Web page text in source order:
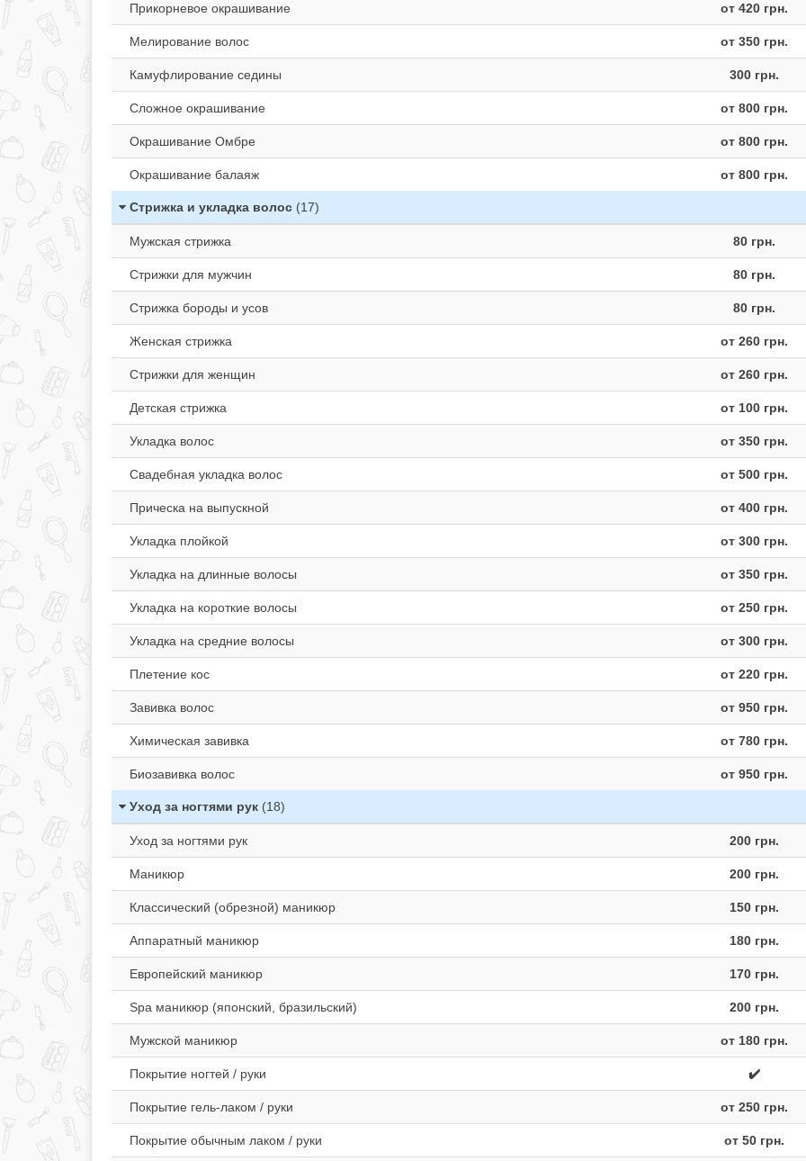
Прикорневое окрашивание от 420 грн.
Мелирование волос от 350 грн.
Камуфлирование седины 300 грн.
Сложное окрашивание от 800 грн.
Окрашивание Омбре от 800 грн.
Окрашивание балаяж от 800 грн.
Стрижка и укладка волос (17)
Мужская стрижка 80 грн.
Стрижки для мужчин 80 грн.
Стрижка бороды и усов 80 грн.
Женская стрижка от 260 грн.
Стрижки для женщин от 260 грн.
Детская стрижка от 100 грн.
Укладка волос от 350 грн.
Свадебная укладка волос от 500 грн.
Прическа на выпускной от 400 грн.
Укладка плойкой от 300 грн.
Укладка на длинные волосы от 350 грн.
Укладка на короткие волосы от 250 грн.
Укладка на средние волосы от 300 грн.
Плетение кос от 220 грн.
Завивка волос от 950 грн.
Химическая завивка от 780 грн.
Биозавивка волос от 950 грн.
Уход за ногтями рук (18)
Уход за ногтями рук 200 грн.
Маникюр 200 грн.
Классический (обрезной) маникюр 150 грн.
Аппаратный маникюр 180 грн.
Европейский маникюр 170 грн.
Spa маникюр (японский, бразильский) 200 грн.
Мужской маникюр от 180 грн.
Покрытие ногтей / руки ✔️
Покрытие гель-лаком / руки от 250 грн.
Покрытие обычным лаком / руки от 50 грн.